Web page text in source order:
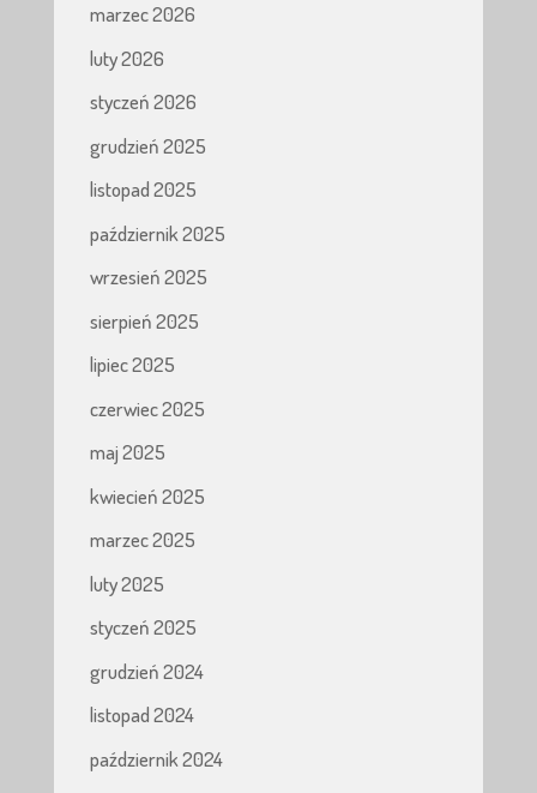
marzec 2026
luty 2026
styczeń 2026
grudzień 2025
listopad 2025
październik 2025
wrzesień 2025
sierpień 2025
lipiec 2025
czerwiec 2025
maj 2025
kwiecień 2025
marzec 2025
luty 2025
styczeń 2025
grudzień 2024
listopad 2024
październik 2024